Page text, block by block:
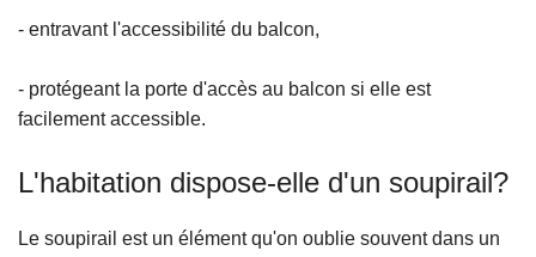
- entravant l'accessibilité du balcon,
- protégeant la porte d'accès au balcon si elle est
facilement accessible.
L'habitation dispose-elle d'un soupirail?
Le soupirail est un élément qu'on oublie souvent dans un